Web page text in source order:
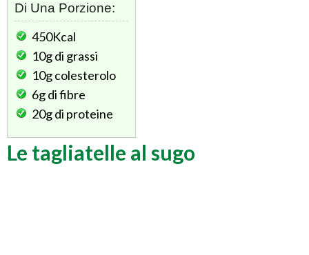
Di Una Porzione:
450Kcal
10gdi grassi
10gcolesterolo
6gdi fibre
20gdi proteine
Le tagliatelle al sugo